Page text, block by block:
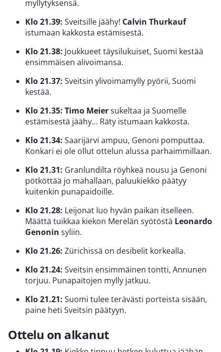
myllytyksensä.
Klo 21.39: Sveitsille jäähy! Calvin Thurkauf
istumaan kakkosta estämisestä.
Klo 21.38: Joukkueet täysilukuiset, Suomi kestää
ensimmäisen alivoimansa.
Klo 21.37: Sveitsin ylivoimamylly pyörii, Suomi
kestää.
Klo 21.35: Timo Meiersukeltaa ja Suomelle
estämisestä jäähy… Räty istumaan kakkosta.
Klo 21.34: Saarijärvi ampuu, Genoni pomputtaa.
Konkari ei ole ollut ottelun alussa parhaimmillaan.
Klo 21.31: Granlundilta röyhkeä nousu ja Genoni
pötköttää jo mahallaan, paluukiekko päätyy
kuitenkin punapaidoille.
Klo 21.28: Leijonat luo hyvän paikan itselleen.
Määttä tuikkaa kiekon Merelän syötöstä Leonardo
Genonin syliin.
Klo 21.26: Zürichissä on desibelit korkealla.
Klo 21.24: Sveitsin ensimmäinen tontti, Annunen
torjuu. Punapaitojen mylly jatkuu.
Klo 21.21: Suomi tulee terävästi porteista sisään,
paine heti Sveitsin päätyyn.
Ottelu on alkanut